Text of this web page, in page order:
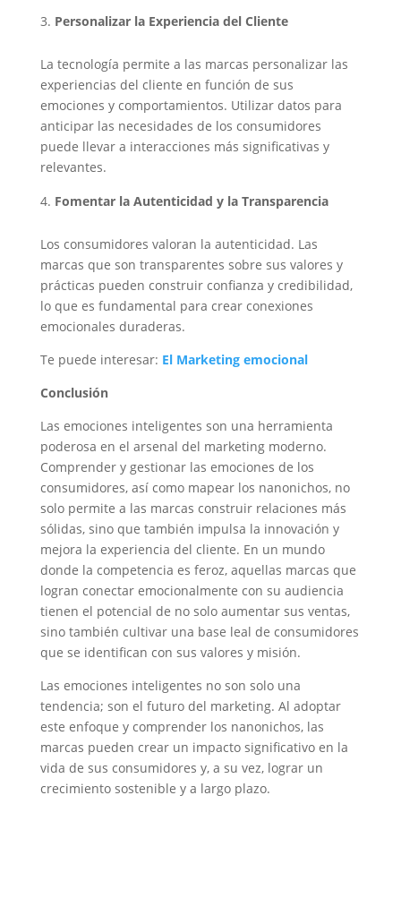
Personalizar la Experiencia del Cliente
La tecnología permite a las marcas personalizar las
experiencias del cliente en función de sus
emociones y comportamientos. Utilizar datos para
anticipar las necesidades de los consumidores
puede llevar a interacciones más significativas y
relevantes.
Fomentar la Autenticidad y la Transparencia
Los consumidores valoran la autenticidad. Las
marcas que son transparentes sobre sus valores y
prácticas pueden construir confianza y credibilidad,
lo que es fundamental para crear conexiones
emocionales duraderas.
Te puede interesar: El Marketing emocional
Conclusión
Las emociones inteligentes son una herramienta
poderosa en el arsenal del marketing moderno.
Comprender y gestionar las emociones de los
consumidores, así como mapear los nanonichos, no
solo permite a las marcas construir relaciones más
sólidas, sino que también impulsa la innovación y
mejora la experiencia del cliente. En un mundo
donde la competencia es feroz, aquellas marcas que
logran conectar emocionalmente con su audiencia
tienen el potencial de no solo aumentar sus ventas,
sino también cultivar una base leal de consumidores
que se identifican con sus valores y misión.
Las emociones inteligentes no son solo una
tendencia; son el futuro del marketing. Al adoptar
este enfoque y comprender los nanonichos, las
marcas pueden crear un impacto significativo en la
vida de sus consumidores y, a su vez, lograr un
crecimiento sostenible y a largo plazo.